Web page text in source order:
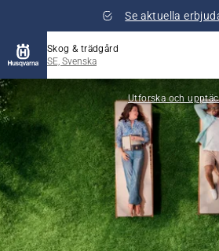
Se aktuella
Skog & trädgård
SE, Svenska
Utforska och